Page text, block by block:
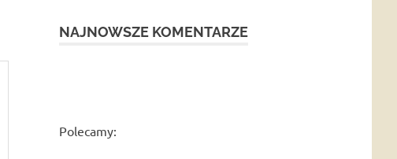
NAJNOWSZE KOMENTARZE
Polecamy: